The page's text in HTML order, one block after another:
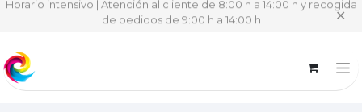
Horario intensivo | Atención al cliente de 8:00 h a 14:00 h y recogida
de pedidos de 9:00 h a 14:00 h ✕